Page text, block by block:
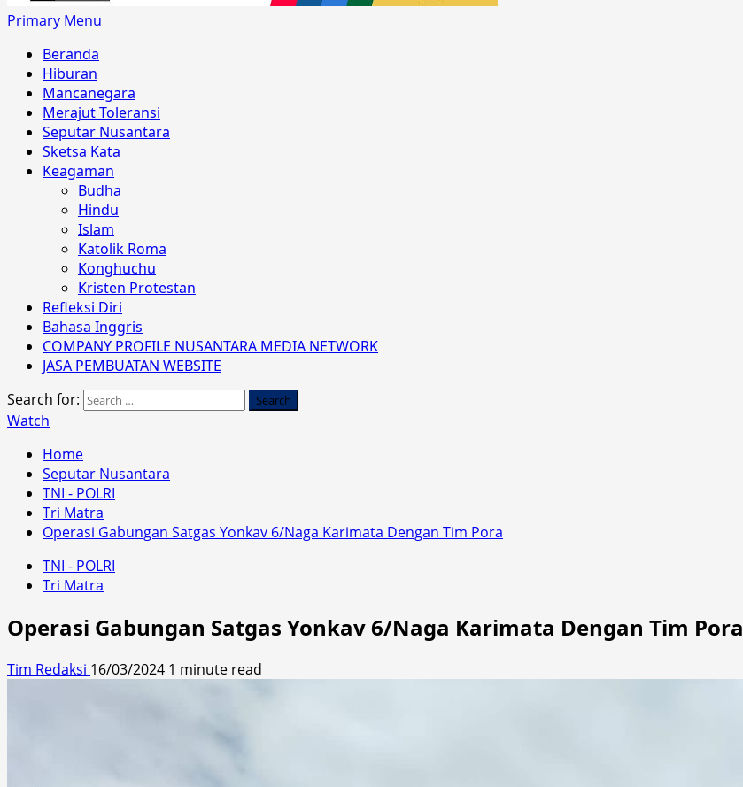
Primary Menu
Beranda
Hiburan
Mancanegara
Merajut Toleransi
Seputar Nusantara
Sketsa Kata
Keagaman
Budha
Hindu
Islam
Katolik Roma
Konghuchu
Kristen Protestan
Refleksi Diri
Bahasa Inggris
COMPANY PROFILE NUSANTARA MEDIA NETWORK
JASA PEMBUATAN WEBSITE
Search for:
Watch
Home
Seputar Nusantara
TNI - POLRI
Tri Matra
Operasi Gabungan Satgas Yonkav 6/Naga Karimata Dengan Tim Pora
TNI - POLRI
Tri Matra
Operasi Gabungan Satgas Yonkav 6/Naga Karimata Dengan Tim Pora
Tim Redaksi 16/03/2024 1 minute read